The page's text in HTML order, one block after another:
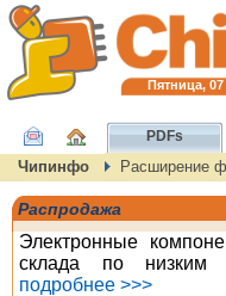
Пятница, 07
PDFs
Чипинфо Расширение
Распродажа
Электронные
склада по низким
подробнее >>>